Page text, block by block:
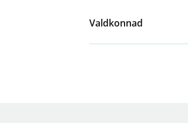
Valdkonnad